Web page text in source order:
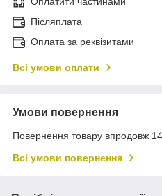
Післяплата
Оплата за реквізитами
Всі умови оплати
Умови повернення
Повернення товару впродовж
Всі умови повернення